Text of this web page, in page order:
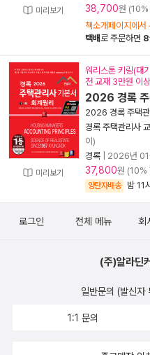
미리보기 38,700원
책소개페이지에서
택배로 주문하면 8
미리보기
워리스톤 키링(대
천 교재 3만원 이
2026 경록 주
2026 경록 주택관
경록 주택관리사
이)
경록
2026년 01
37,800원 (10%
양탄자배송 밤 11시
로그인 전체 메뉴 회
(주)알라딘
일반문의 (발신자
1:1 문의